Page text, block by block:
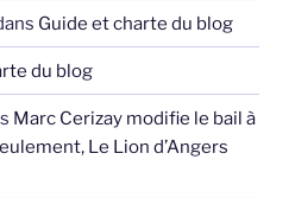
Guide et charte du blog
du blog
Marc Cerizay modifie le bail à
Le Lion d’Angers